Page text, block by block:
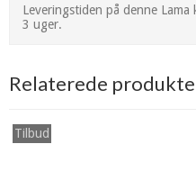
Leveringstiden på denne
3 uger.
Relaterede
Tilbud